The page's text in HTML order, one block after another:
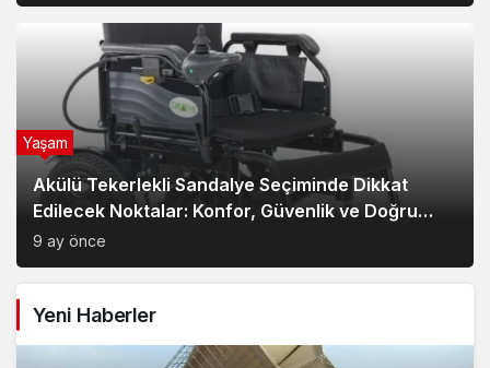
Akülü Tekerlekli Sandalye Seçiminde Dikkat
Edilecek Noktalar: Konfor, Güvenlik ve Doğru
Model Tercihi
9 ay önce
Yaşam
Yeni Haberler